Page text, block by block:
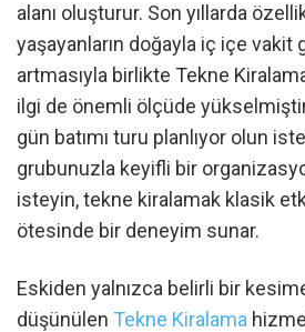
alanı oluşturur. Son yıllarda
yaşayanların doğayla iç içe
artmasıyla birlikte Tekne
ilgi de önemli ölçüde
gün batımı turu planlıyor olun
grubunuzla keyifli bir
isteyin, tekne kiralamak klasik
ötesinde bir deneyim sunar.
Eskiden yalnızca belirli bir
düşünülen Tekne Kiralama